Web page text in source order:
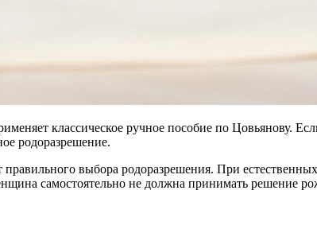
классическое ручное пособие по Цовьянову.
родоразрешение.
выбора родоразрешения. При
самостоятельно не должна принимать решение